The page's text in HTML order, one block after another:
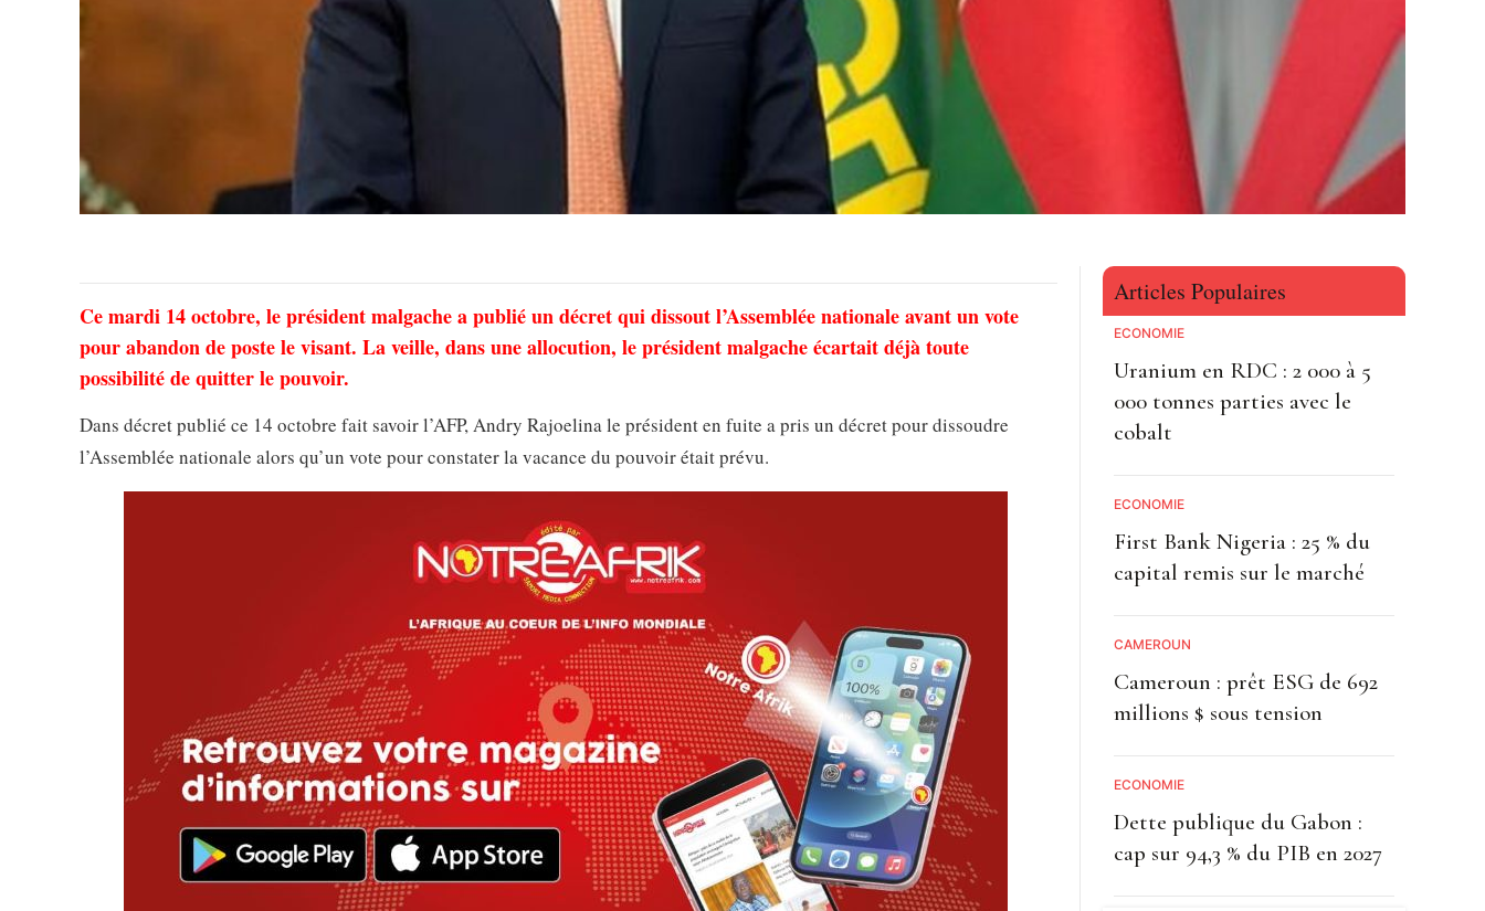
Ce mardi 14 octobre, le président malgache a publié un décret qui dissout l’Assemblée nationale avant un vote
pour abandon de poste le visant. La veille, dans une allocution, le président malgache écartait déjà toute
possibilité de quitter le pouvoir.
Dans décret publié ce 14 octobre fait savoir l’AFP, Andry Rajoelina le président en fuite a pris un décret pour dissoudre
l’Assemblée nationale alors qu’un vote pour constater la vacance du pouvoir était prévu.
Articles Populaires
ECONOMIE
Uranium en RDC : 2 000 à 5
000 tonnes parties avec le
cobalt
ECONOMIE
First Bank Nigeria : 25 % du
capital remis sur le marché
CAMEROUN
Cameroun : prêt ESG de 692
millions $ sous tension
ECONOMIE
Dette publique du Gabon :
cap sur 94,3 % du PIB en 2027